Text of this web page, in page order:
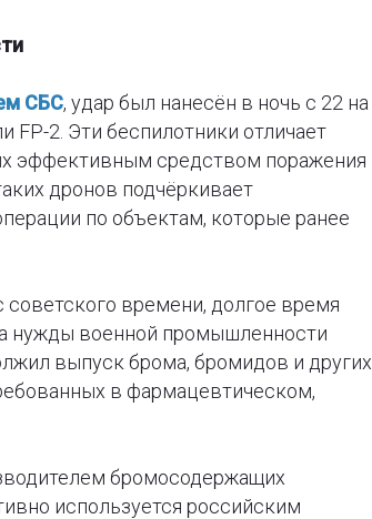
СБС, удар был нанесён в ночь с 22 на
FP-2. Эти беспилотники отличает
эффективным средством поражения
дронов подчёркивает
по объектам, которые ранее
времени, долгое время
нужды военной промышленности
выпуск брома, бромидов и других
в фармацевтическом,
бромосодержащих
используется российским